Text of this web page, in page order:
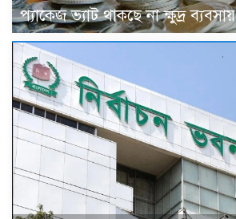
প্যাকেজ ভ্যাট থাকছে না ক্ষুদ্র ব্যবসায়